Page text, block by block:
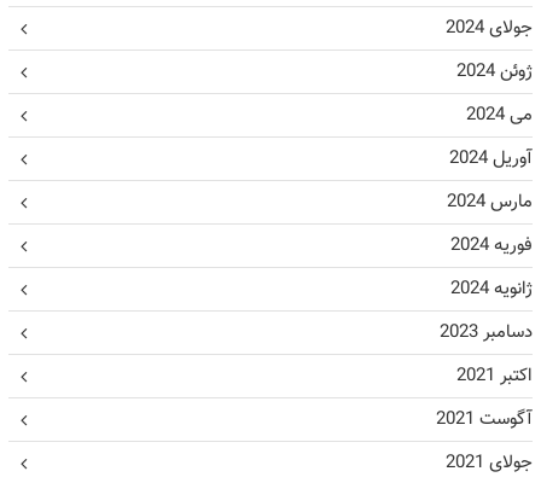
جولای 2024
ژوئن 2024
می 2024
آوریل 2024
مارس 2024
فوریه 2024
ژانویه 2024
دسامبر 2023
اکتبر 2021
آگوست 2021
جولای 2021